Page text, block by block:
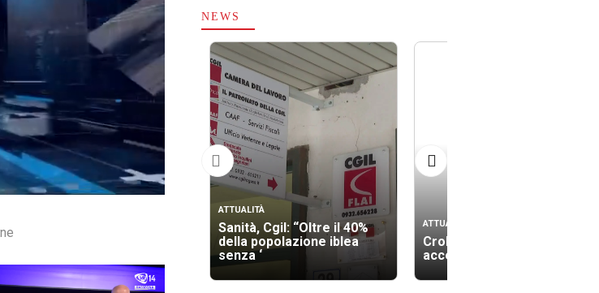
NEWS
ATTUALITÀ
Sanità, Cgil: “Oltre il 40%
della popolazione iblea
senza ‘
ATTUALITÀ
Crollo palazzina, gli
accertamenti tecnici